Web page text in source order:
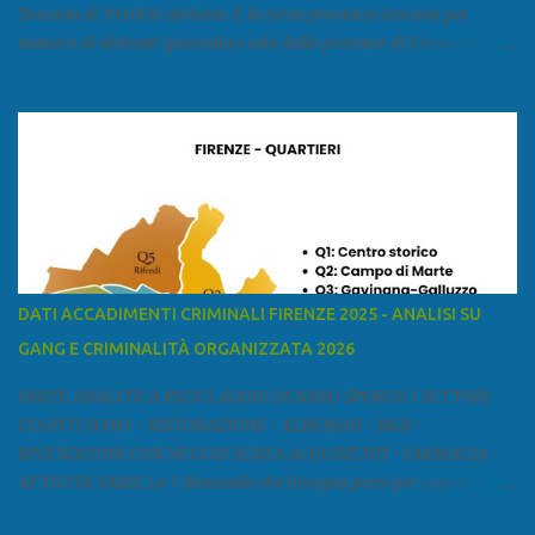
Toscana di 393.000 abitanti. È la terza provincia toscana per
numero di abitanti (preceduta solo dalle province di Firenze e Pisa)
a est con le province di Pistoia e di Firenze, a sud con la provincia di
Lucca Ÿ la Versilia Ÿ la Media Valle del Serchio Ÿ la Garfagnana
Fonte: wikipedia Presenze mafiose e criminali (principali) Le
presenze mafiose in provincia sono assai rilevanti. Si segnala che
nella relazione del 2001 della Commissione parlamentare
Livorno e Lucca agiscono i clan dei Fedele...” Dalla ricerc...
DATI ACCADIMENTI CRIMINALI FIRENZE 2025 - ANALISI SU
GANG E CRIMINALITÀ ORGANIZZATA 2026
PARTE ANALITICA RICICLAGGIO DENARO SPORCO I SETTORI
COLPITI SONO: • RISTORAZIONE • ALBERGHI • B&B •
RIVENDITORI CON NEGOZI SENZA ACQUIRENTI • FARMACIA •
ATTIVITÀ VARIE Le 5 domande che bisogna porsi per capire e